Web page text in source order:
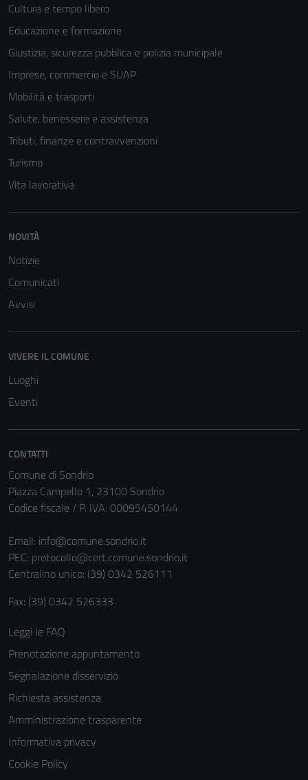
Cultura e tempo libero
Educazione e formazione
Giustizia, sicurezza pubblica e polizia municipale
Imprese, commercio e SUAP
Mobilità e trasporti
Salute, benessere e assistenza
Tributi, finanze e contravvenzioni
Turismo
Vita lavorativa
NOVITÀ
Notizie
Comunicati
Avvisi
VIVERE IL COMUNE
Luoghi
Eventi
CONTATTI
Comune di Sondrio
Piazza Campello 1, 23100 Sondrio
Codice fiscale / P. IVA: 00095450144
Email: info@comune.sondrio.it
PEC: protocollo@cert.comune.sondrio.it
Centralino unico: (39) 0342 526111
Fax: (39) 0342 526333
Leggi le FAQ
Prenotazione appuntamento
Segnalazione disservizio
Richiesta assistenza
Amministrazione trasparente
Informativa privacy
Cookie Policy